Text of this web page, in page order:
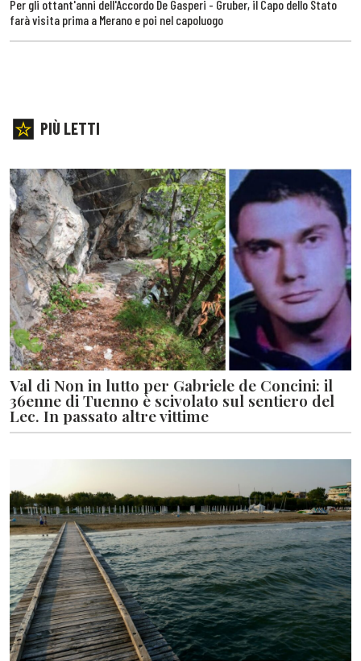
Per gli ottant'anni dell'Accordo De Gasperi - Gruber, il Capo dello Stato
farà visita prima a Merano e poi nel capoluogo
PIÙ LETTI
Val di Non in lutto per Gabriele de Concini: il
36enne di Tuenno è scivolato sul sentiero del
Lec. In passato altre vittime